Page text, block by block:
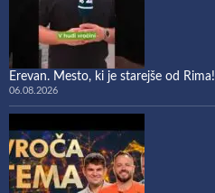
Erevan. Mesto, ki je starejše od Rima!
06.08.2026